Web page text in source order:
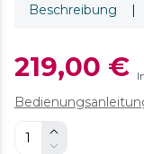
Beschreibung |
219,00 €